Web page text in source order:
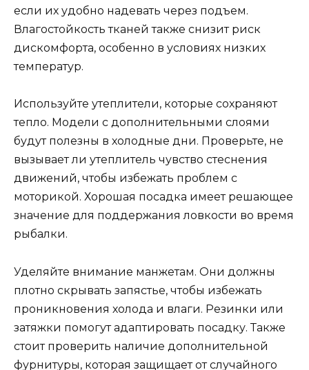
если их удобно надевать через подъем.
Влагостойкость тканей также снизит риск
дискомфорта, особенно в условиях низких
температур.
Используйте утеплители, которые сохраняют
тепло. Модели с дополнительными слоями
будут полезны в холодные дни. Проверьте, не
вызывает ли утеплитель чувство стеснения
движений, чтобы избежать проблем с
моторикой. Хорошая посадка имеет решающее
значение для поддержания ловкости во время
рыбалки.
Уделяйте внимание манжетам. Они должны
плотно скрывать запястье, чтобы избежать
проникновения холода и влаги. Резинки или
затяжки помогут адаптировать посадку. Также
стоит проверить наличие дополнительной
фурнитуры, которая защищает от случайного